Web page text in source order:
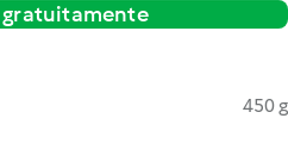
gratuitamente
450 g